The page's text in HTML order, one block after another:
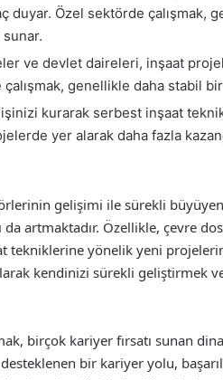
duyar. Özel sektörde çalışmak,
ve devlet daireleri, inşaat
genellikle daha stabil
kurarak serbest inşaat
yer alarak daha fazla
gelişimi ile sürekli
da artmaktadır. Özellikle, çevre
yönelik yeni
kendinizi sürekli geliştirmek
birçok kariyer fırsatı sunan
bir kariyer yolu,